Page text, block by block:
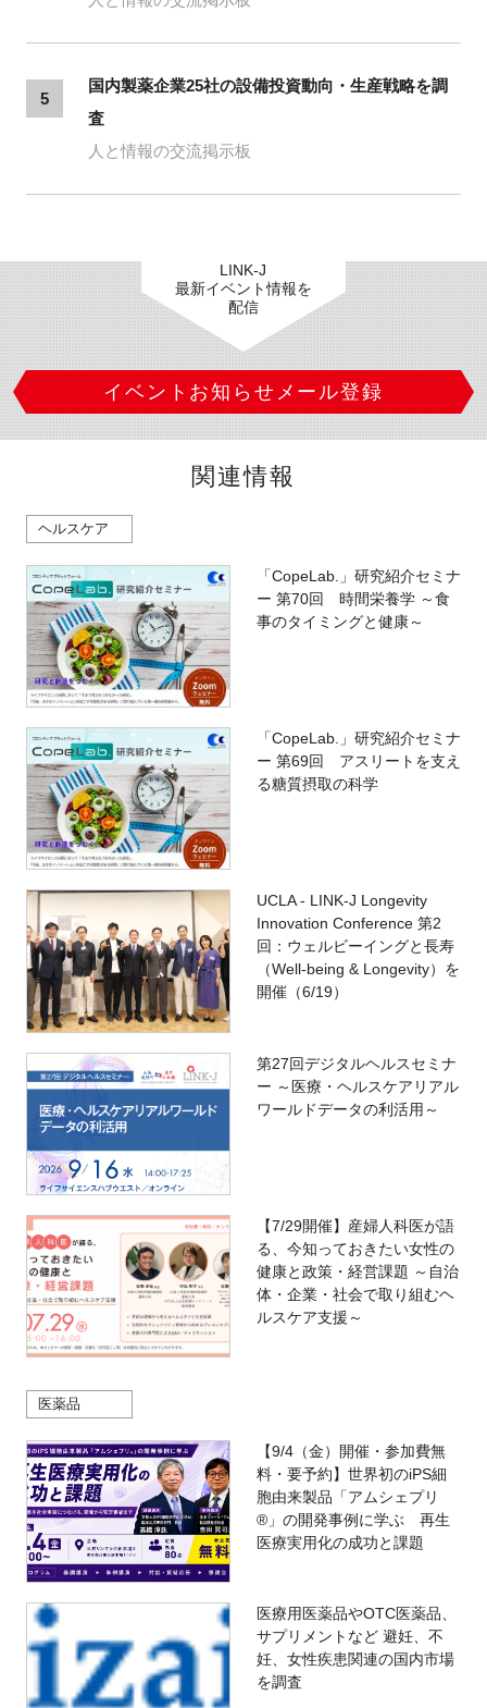
5
国内製薬企業25社の設備投資動向・生産戦略を調
査
人と情報の交流掲示板
LINK-J
最新イベント情報を
配信
イベントお知らせメール登録
関連情報
ヘルスケア
「CopeLab.」研究紹介セミナ
ー 第70回 時間栄養学 ～食
事のタイミングと健康～
「CopeLab.」研究紹介セミナ
ー 第69回 アスリートを支え
る糖質摂取の科学
UCLA - LINK-J Longevity
Innovation Conference 第2
回：ウェルビーイングと長寿
（Well-being & Longevity）を
開催（6/19）
第27回デジタルヘルスセミナ
ー ～医療・ヘルスケアリアル
ワールドデータの利活用～
【7/29開催】産婦人科医が語
る、今知っておきたい女性の
健康と政策・経営課題 ～自治
体・企業・社会で取り組むヘ
ルスケア支援～
医薬品
【9/4（金）開催・参加費無
料・要予約】世界初のiPS細
胞由来製品「アムシェプリ
®」の開発事例に学ぶ 再生
医療実用化の成功と課題
医療用医薬品やOTC医薬品、
サプリメントなど 避妊、不
妊、女性疾患関連の国内市場
を調査